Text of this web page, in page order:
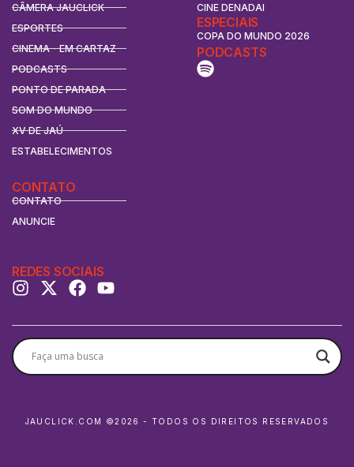
CÂMERA JAUCLICK
ESPORTES
CINEMA - EM CARTAZ
PODCASTS
PONTO DE PARADA
SOM DO MUNDO
XV DE JAÚ
ESTABELECIMENTOS
CINE DENADAI
ESPECIAIS
COPA DO MUNDO 2026
CONTATO
CONTATO
ANUNCIE
PODCASTS
REDES SOCIAIS
JAUCLICK.COM ©2026 - TODOS OS DIREITOS RESERVADOS